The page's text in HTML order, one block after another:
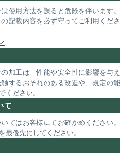
使用方法を誤ると危険を伴います。
記載内容を必ず守ってご利用くださ
加工は、性能や安全性に影響を与え
するおそれのある改造や、規定の能
ください。
て
てはお客様にてお確かめください。
最優先にしてください。